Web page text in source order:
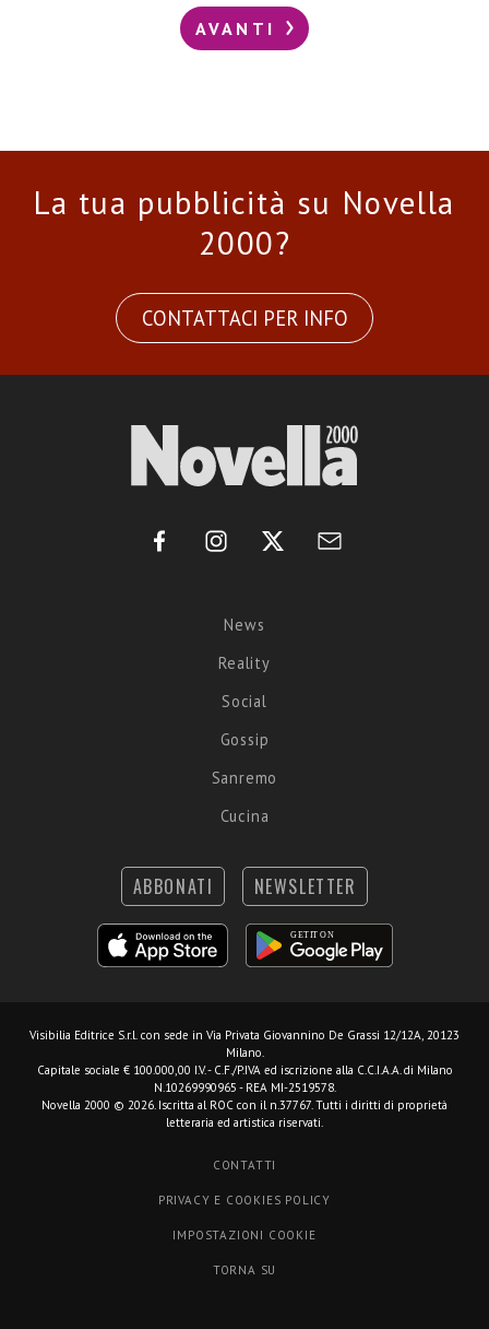
AVANTI
La tua pubblicità su Novella
2000?
CONTATTACI PER INFO
News
Reality
Social
Gossip
Sanremo
Cucina
ABBONATI NEWSLETTER
Visibilia Editrice S.r.l. con sede in Via Privata Giovannino De Grassi 12/12A, 20123
Milano.
Capitale sociale € 100.000,00 I.V. - C.F./P.IVA ed iscrizione alla C.C.I.A.A. di Milano
N.10269990965 - REA MI-2519578.
Novella 2000 © 2026. Iscritta al ROC con il n.37767. Tutti i diritti di proprietà
letteraria ed artistica riservati.
CONTATTI
PRIVACY E COOKIES POLICY
IMPOSTAZIONI COOKIE
TORNA SU